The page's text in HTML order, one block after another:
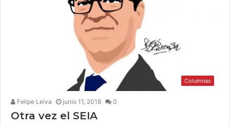
Columnas
Felipe Leiva junio 11, 2018 0
Otra vez el SEIA